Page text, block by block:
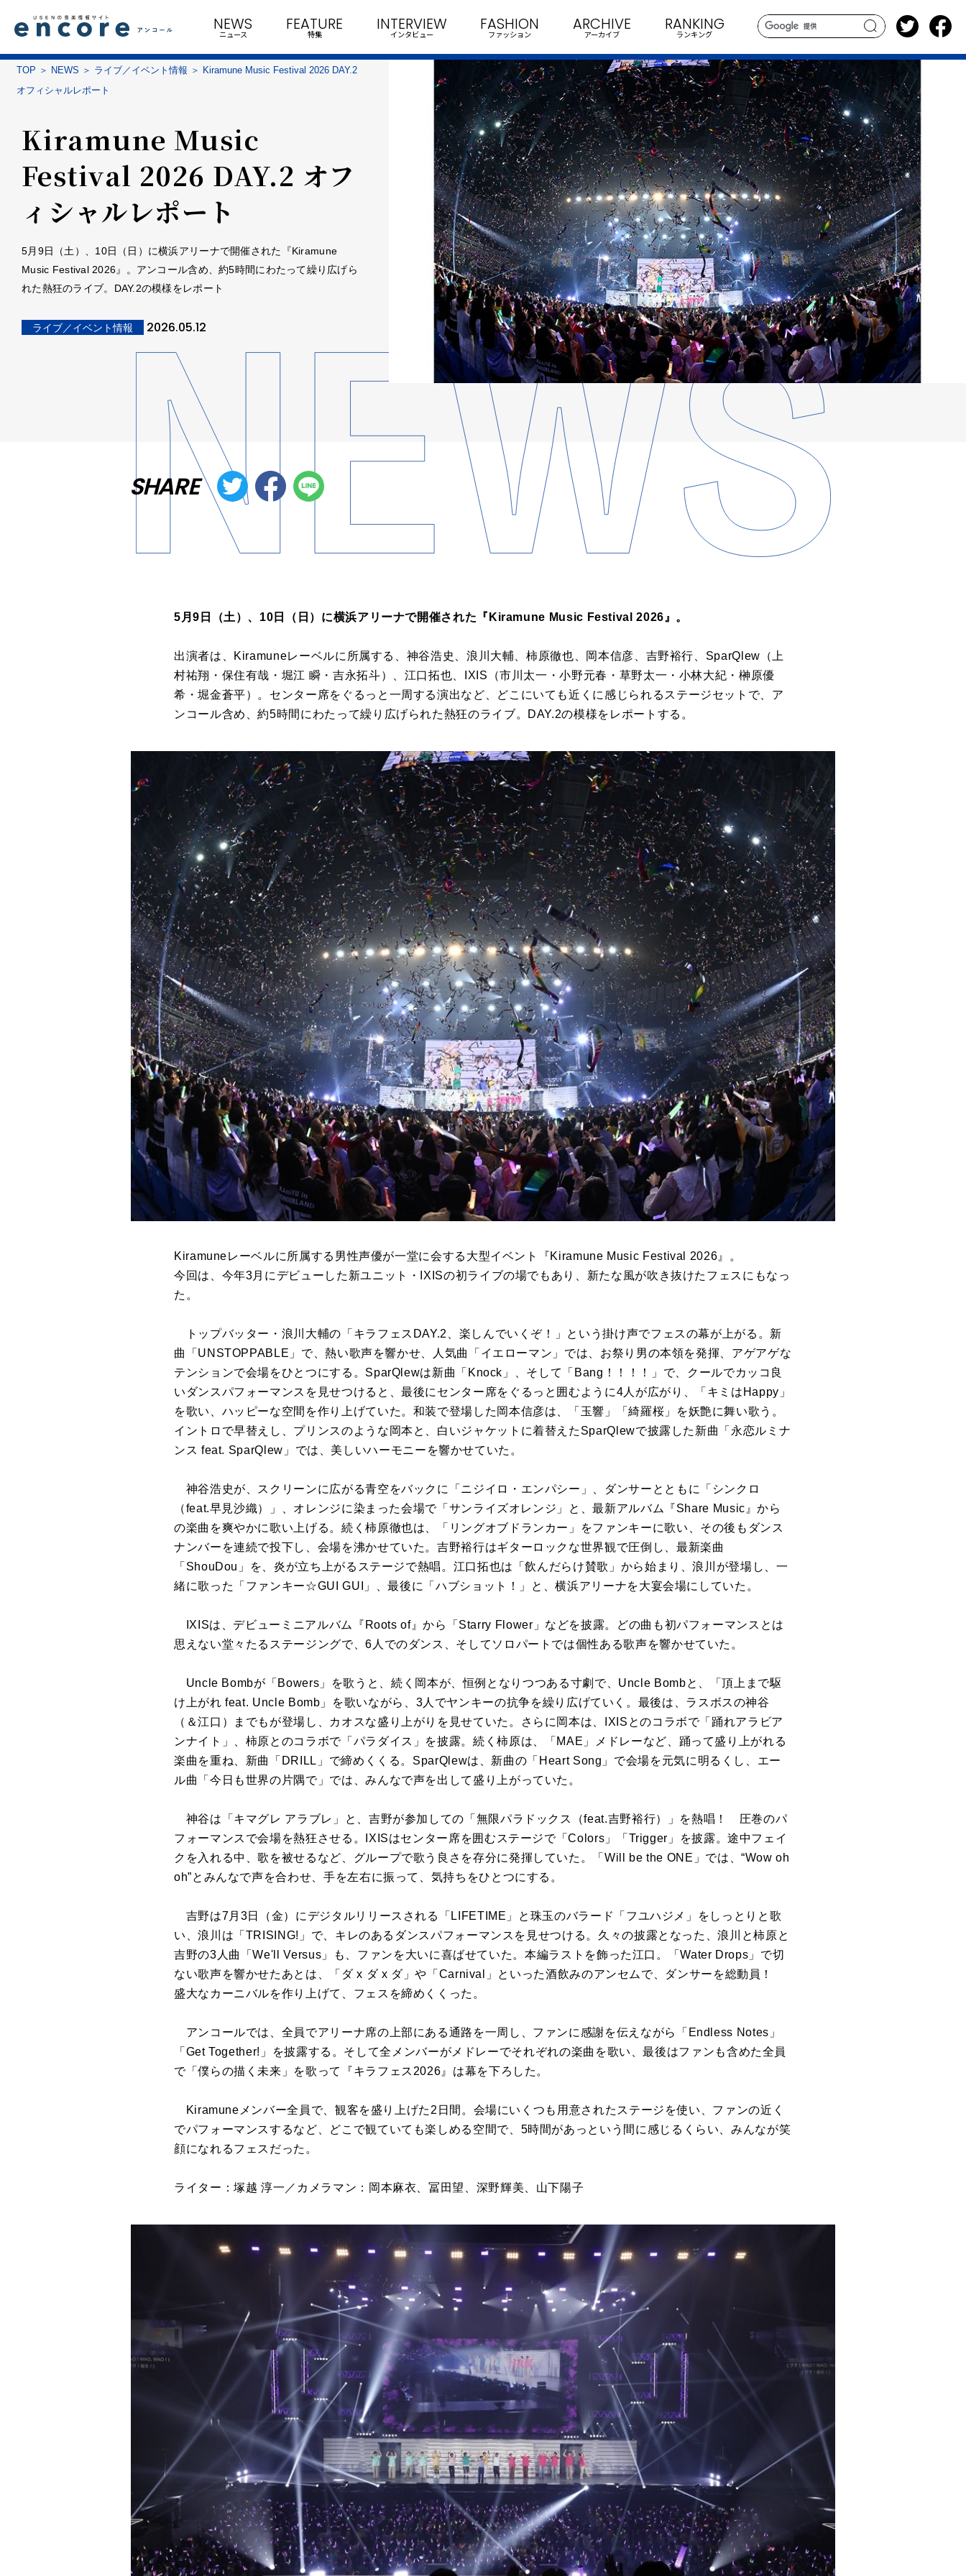
search
NEWS
ニュース
FEATURE
特集
INTERVIEW
インタビュー
FASHION
ファッション
ARCHIVE
アーカイブ
RANKING
ランキング
TOP NEWS ライブ／イベント情報
Kiramune Music Festival 2026 DAY.2
オフィシャルレポート
Kiramune Music
Festival 2026 DAY.2 オフ
ィシャルレポート
5月9日（土）、10日（日）に横浜アリーナで開催された『Kiramune
Music Festival 2026』。アンコール含め、約5時間にわたって繰り広げら
れた熱狂のライブ。DAY.2の模様をレポート
ライブ／イベント情報 2026.05.12
SHARE
5月9日（土）、10日（日）に横浜アリーナで開催された『Kiramune Music Festival 2026』。
出演者は、Kiramuneレーベルに所属する、神谷浩史、浪川大輔、柿原徹也、岡本信彦、吉野裕行、SparQlew（上
村祐翔・保住有哉・堀江 瞬・吉永拓斗）、江口拓也、IXIS（市川太一・小野元春・草野太一・小林大紀・榊原優
希・堀金蒼平）。センター席をぐるっと一周する演出など、どこにいても近くに感じられるステージセットで、ア
ンコール含め、約5時間にわたって繰り広げられた熱狂のライブ。DAY.2の模様をレポートする。
Kiramuneレーベルに所属する男性声優が一堂に会する大型イベント『Kiramune Music Festival 2026』。
今回は、今年3月にデビューした新ユニット・IXISの初ライブの場でもあり、新たな風が吹き抜けたフェスにもなっ
た。
トップバッター・浪川大輔の「キラフェスDAY.2、楽しんでいくぞ！」という掛け声でフェスの幕が上がる。新
曲「UNSTOPPABLE」で、熱い歌声を響かせ、人気曲「イエローマン」では、お祭り男の本領を発揮、アゲアゲな
テンションで会場をひとつにする。SparQlewは新曲「Knock」、そして「Bang！！！！」で、クールでカッコ良
いダンスパフォーマンスを見せつけると、最後にセンター席をぐるっと囲むように4人が広がり、「キミはHappy」
を歌い、ハッピーな空間を作り上げていた。和装で登場した岡本信彦は、「玉響」「綺羅桜」を妖艶に舞い歌う。
イントロで早替えし、プリンスのような岡本と、白いジャケットに着替えたSparQlewで披露した新曲「永恋ルミナ
ンス feat. SparQlew」では、美しいハーモニーを響かせていた。
神谷浩史が、スクリーンに広がる青空をバックに「ニジイロ・エンパシー」、ダンサーとともに「シンクロ
（feat.早見沙織）」、オレンジに染まった会場で「サンライズオレンジ」と、最新アルバム『Share Music』から
の楽曲を爽やかに歌い上げる。続く柿原徹也は、「リングオブドランカー」をファンキーに歌い、その後もダンス
ナンバーを連続で投下し、会場を沸かせていた。吉野裕行はギターロックな世界観で圧倒し、最新楽曲
「ShouDou」を、炎が立ち上がるステージで熱唱。江口拓也は「飲んだらけ賛歌」から始まり、浪川が登場し、一
緒に歌った「ファンキー☆GUI GUI」、最後に「ハブショット！」と、横浜アリーナを大宴会場にしていた。
IXISは、デビューミニアルバム『Roots of』から「Starry Flower」などを披露。どの曲も初パフォーマンスとは
思えない堂々たるステージングで、6人でのダンス、そしてソロパートでは個性ある歌声を響かせていた。
Uncle Bombが「Bowers」を歌うと、続く岡本が、恒例となりつつある寸劇で、Uncle Bombと、「頂上まで駆
け上がれ feat. Uncle Bomb」を歌いながら、3人でヤンキーの抗争を繰り広げていく。最後は、ラスボスの神谷
（＆江口）までもが登場し、カオスな盛り上がりを見せていた。さらに岡本は、IXISとのコラボで「踊れアラビア
ンナイト」、柿原とのコラボで「パラダイス」を披露。続く柿原は、「MAE」メドレーなど、踊って盛り上がれる
楽曲を重ね、新曲「DRILL」で締めくくる。SparQlewは、新曲の「Heart Song」で会場を元気に明るくし、エー
ル曲「今日も世界の片隅で」では、みんなで声を出して盛り上がっていた。
神谷は「キマグレ アラブレ」と、吉野が参加しての「無限パラドックス（feat.吉野裕行）」を熱唱！ 圧巻のパ
フォーマンスで会場を熱狂させる。IXISはセンター席を囲むステージで「Colors」「Trigger」を披露。途中フェイ
クを入れる中、歌を被せるなど、グループで歌う良さを存分に発揮していた。「Will be the ONE」では、“Wow oh
oh”とみんなで声を合わせ、手を左右に振って、気持ちをひとつにする。
吉野は7月3日（金）にデジタルリリースされる「LIFETIME」と珠玉のバラード「フユハジメ」をしっとりと歌
い、浪川は「TRISING!」で、キレのあるダンスパフォーマンスを見せつける。久々の披露となった、浪川と柿原と
吉野の3人曲「We'll Versus」も、ファンを大いに喜ばせていた。本編ラストを飾った江口。「Water Drops」で切
ない歌声を響かせたあとは、「ダ x ダ x ダ」や「Carnival」といった酒飲みのアンセムで、ダンサーを総動員！
盛大なカーニバルを作り上げて、フェスを締めくくった。
アンコールでは、全員でアリーナ席の上部にある通路を一周し、ファンに感謝を伝えながら「Endless Notes」
「Get Together!」を披露する。そして全メンバーがメドレーでそれぞれの楽曲を歌い、最後はファンも含めた全員
で「僕らの描く未来」を歌って『キラフェス2026』は幕を下ろした。
Kiramuneメンバー全員で、観客を盛り上げた2日間。会場にいくつも用意されたステージを使い、ファンの近く
でパフォーマンスするなど、どこで観ていても楽しめる空間で、5時間があっという間に感じるくらい、みんなが笑
顔になれるフェスだった。
ライター：塚越 淳一／カメラマン：岡本麻衣、冨田望、深野輝美、山下陽子